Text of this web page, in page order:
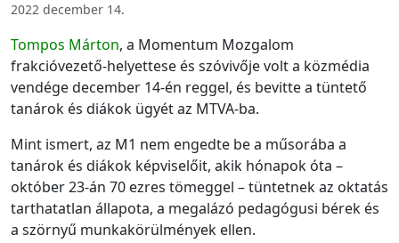
2022 december 14.
Tompos Márton, a Momentum Mozgalom
frakcióvezető-helyettese és szóvivője volt a közmédia
vendége december 14-én reggel, és bevitte a tüntető
tanárok és diákok ügyét az MTVA-ba.
Mint ismert, az M1 nem engedte be a műsorába a
tanárok és diákok képviselőit, akik hónapok óta –
október 23-án 70 ezres tömeggel – tüntetnek az oktatás
tarthatatlan állapota, a megalázó pedagógusi bérek és
a szörnyű munkakörülmények ellen.